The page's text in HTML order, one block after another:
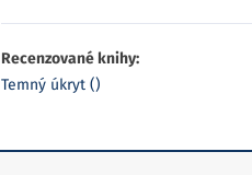
Recenzované knihy:
Temný úkryt ()